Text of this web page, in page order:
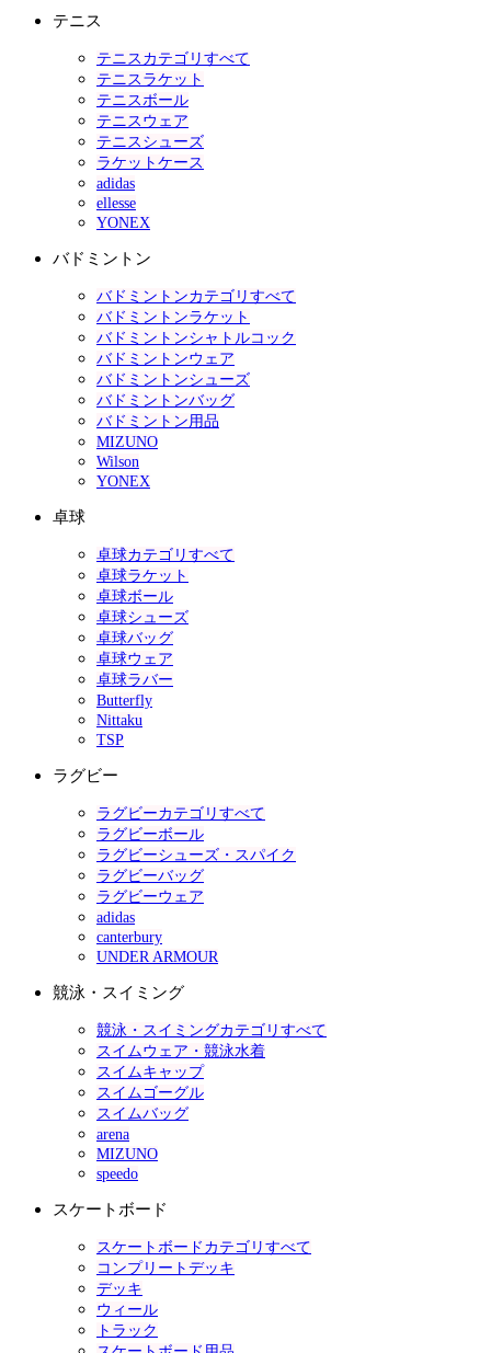
テニス
テニスカテゴリすべて
テニスラケット
テニスボール
テニスウェア
テニスシューズ
ラケットケース
adidas
ellesse
YONEX
バドミントン
バドミントンカテゴリすべて
バドミントンラケット
バドミントンシャトルコック
バドミントンウェア
バドミントンシューズ
バドミントンバッグ
バドミントン用品
MIZUNO
Wilson
YONEX
卓球
卓球カテゴリすべて
卓球ラケット
卓球ボール
卓球シューズ
卓球バッグ
卓球ウェア
卓球ラバー
Butterfly
Nittaku
TSP
ラグビー
ラグビーカテゴリすべて
ラグビーボール
ラグビーシューズ・スパイク
ラグビーバッグ
ラグビーウェア
adidas
canterbury
UNDER ARMOUR
競泳・スイミング
競泳・スイミングカテゴリすべて
スイムウェア・競泳水着
スイムキャップ
スイムゴーグル
スイムバッグ
arena
MIZUNO
speedo
スケートボード
スケートボードカテゴリすべて
コンプリートデッキ
デッキ
ウィール
トラック